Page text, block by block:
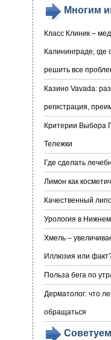
Многим
Класс Клиник –
Калининграде, где
решить все
Казино Vavada:
регистрация,
Критерии Выбора
Тележки
Где сделать
Лимон как
Качественный
Урология в
Хмель –
Иллюзия или
Польза бега по
Дерматолог: что
обращаться